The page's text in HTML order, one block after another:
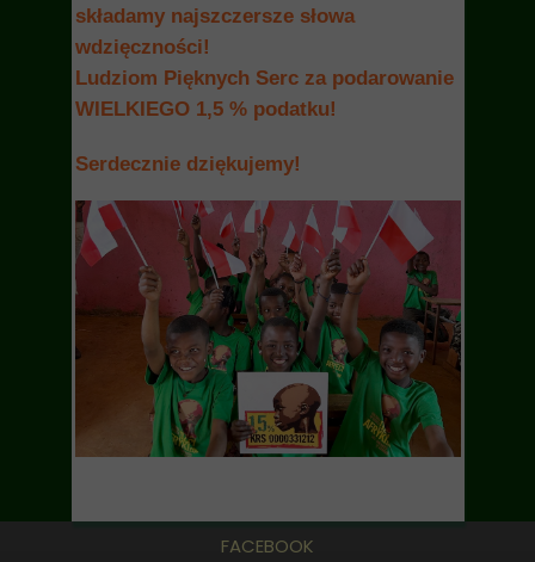
składamy najszczersze słowa
wdzięczności!
Ludziom Pięknych Serc za podarowanie
WIELKIEGO 1,5 % podatku!
Serdecznie dziękujemy!
FACEBOOK